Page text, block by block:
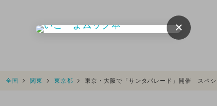
全国 関東 東京都 東京・大阪で「サンタパレード」開催 スペ
×